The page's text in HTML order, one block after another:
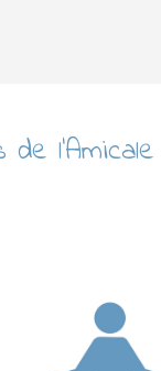
l’Amicale